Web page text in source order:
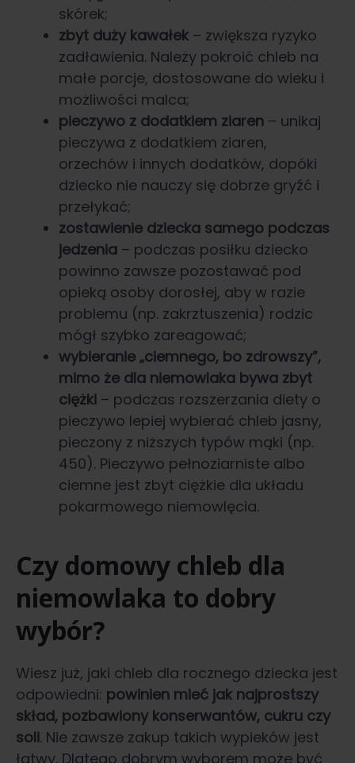
skórek;
zbyt duży kawałek – zwiększa ryzyko
zadławienia. Należy pokroić chleb na
małe porcje, dostosowane do wieku i
możliwości malca;
pieczywo z dodatkiem ziaren – unikaj
pieczywa z dodatkiem ziaren,
orzechów i innych dodatków, dopóki
dziecko nie nauczy się dobrze gryźć i
przełykać;
zostawienie dziecka samego podczas
jedzenia – podczas posiłku dziecko
powinno zawsze pozostawać pod
opieką osoby dorosłej, aby w razie
problemu (np. zakrztuszenia) rodzic
mógł szybko zareagować;
wybieranie „ciemnego, bo zdrowszy”,
mimo że dla niemowlaka bywa zbyt
ciężki – podczas rozszerzania diety o
pieczywo lepiej wybierać chleb jasny,
pieczony z niższych typów mąki (np.
450). Pieczywo pełnoziarniste albo
ciemne jest zbyt ciężkie dla układu
pokarmowego niemowlęcia.
Czy domowy chleb dla
niemowlaka to dobry
wybór?
Wiesz już, jaki chleb dla rocznego dziecka jest
odpowiedni: powinien mieć jak najprostszy
skład, pozbawiony konserwantów, cukru czy
soli. Nie zawsze zakup takich wypieków jest
łatwy. Dlatego dobrym wyborem może być